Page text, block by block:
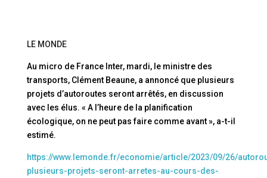
LE MONDE
Au micro de France Inter, mardi, le ministre des
transports, Clément Beaune, a annoncé que plusieurs
projets d’autoroutes seront arrêtés, en discussion
avec les élus. « A l’heure de la planification
écologique, on ne peut pas faire comme avant », a-t-il
estimé.
https://www.lemonde.fr/economie/article/2023/09/26/
plusieurs-projets-seront-arretes-au-cours-des-